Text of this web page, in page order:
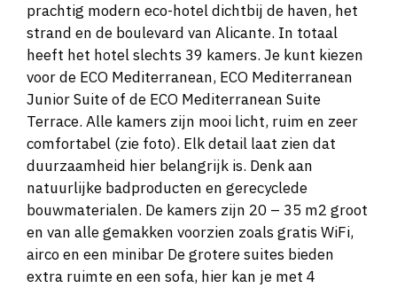
prachtig modern eco-hotel dichtbij de haven, het
strand en de boulevard van Alicante. In totaal
heeft het hotel slechts 39 kamers. Je kunt kiezen
voor de ECO Mediterranean, ECO Mediterranean
Junior Suite of de ECO Mediterranean Suite
Terrace. Alle kamers zijn mooi licht, ruim en zeer
comfortabel (zie foto). Elk detail laat zien dat
duurzaamheid hier belangrijk is. Denk aan
natuurlijke badproducten en gerecyclede
bouwmaterialen. De kamers zijn 20 – 35 m2 groot
en van alle gemakken voorzien zoals gratis WiFi,
airco en een minibar De grotere suites bieden
extra ruimte en een sofa, hier kan je met 4